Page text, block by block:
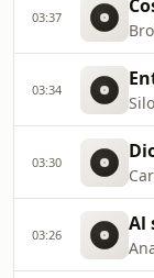
03:37
03:34
03:30
03:26 Al